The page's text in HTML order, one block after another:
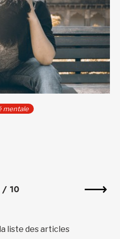
mentale
/ 10
liste des articles